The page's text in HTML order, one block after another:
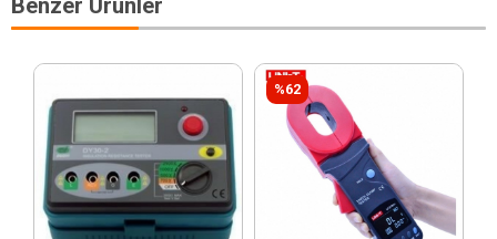
Benzer Ürünler
%62